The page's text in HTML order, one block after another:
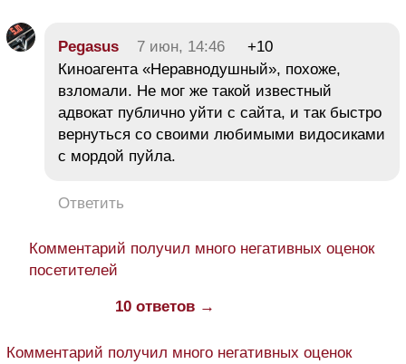
Pegasus 7 июн, 14:46
+10
Киноагента «Неравнодушный», похоже,
взломали. Не мог же такой известный
адвокат публично уйти с сайта, и так быстро
вернуться со своими любимыми видосиками
с мордой пуйла.
Ответить
Комментарий получил много негативных оценок
посетителей
10 ответов →
Комментарий получил много негативных оценок